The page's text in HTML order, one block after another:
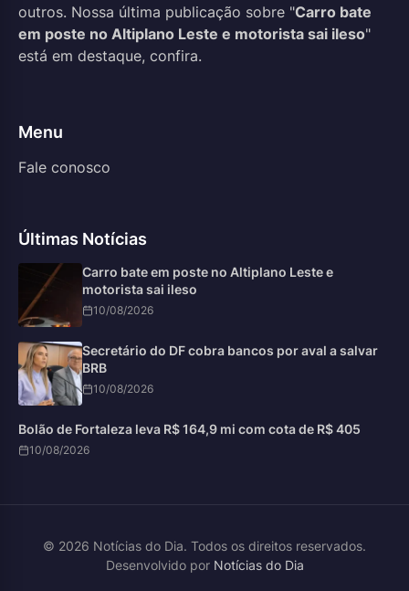
outros. Nossa última publicação sobre "Carro bate
em poste no Altiplano Leste e motorista sai ileso"
está em destaque, confira.
Menu
Fale conosco
Últimas Notícias
Carro bate em poste no Altiplano Leste e
motorista sai ileso
10/08/2026
Secretário do DF cobra bancos por aval a salvar
BRB
10/08/2026
Bolão de Fortaleza leva R$ 164,9 mi com cota de R$ 405
10/08/2026
© 2026 Notícias do Dia. Todos os direitos reservados.
Desenvolvido por Notícias do Dia